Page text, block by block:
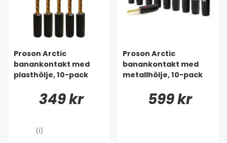
Proson Arctic
banankontakt med
plasthölje, 10-pack
349 kr
(1)
Proson Arctic
banankontakt med
metallhölje, 10-pack
599 kr